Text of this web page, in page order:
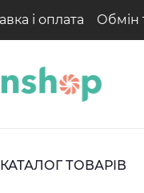
і оплата Обмін
КАТАЛОГ ТОВАРІВ